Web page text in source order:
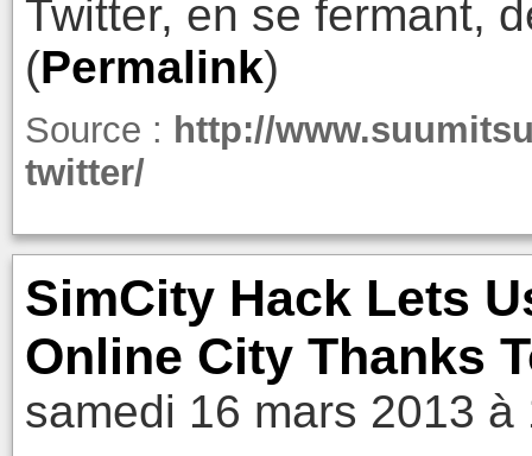
Twitter, en se fermant,
(Permalink)
Source : http://
twitter/
SimCity Hack Lets
Online City Thanks
samedi 16 mars 2013 à